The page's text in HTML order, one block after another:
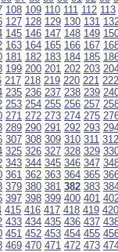
108 109 110 111 112 113
127 128 129 130 131
145 146 147 148 149
163 164 165 166 167
181 182 183 184 185
199 200 201 202 203
217 218 219 220 221 222
235 236 237 238 239
253 254 255 256 257
271 272 273 274 275
289 290 291 292 293
307 308 309 310 311 312
325 326 327 328 329
343 344 345 346 347
361 362 363 364 365
379 380 381 382 383
397 398 399 400 401
415 416 417 418 419 420
433 434 435 436 437
451 452 453 454 455
469 470 471 472 473